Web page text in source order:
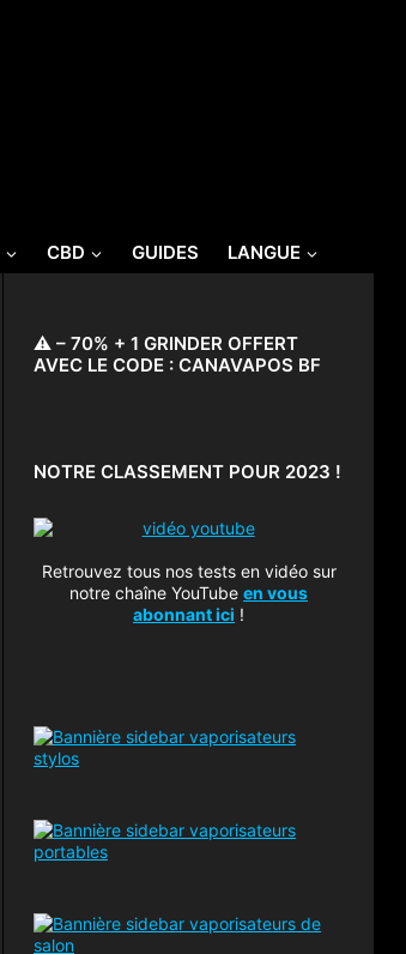
CBD GUIDES LANGUE
⚠️ – 70% + 1 GRINDER OFFERT
AVEC LE CODE : CANAVAPOS BF
NOTRE CLASSEMENT POUR 2023 !
Retrouvez tous nos tests en vidéo sur
notre chaîne YouTube en vous
abonnant ici !